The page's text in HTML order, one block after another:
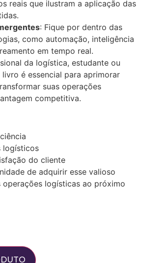
reais que ilustram a aplicação das
: Fique por dentro das
como automação, inteligência
em tempo real.
da logística, estudante ou
é essencial para aprimorar
suas operações
competitiva.
logísticos
do cliente
de adquirir esse valioso
operações logísticas ao próximo